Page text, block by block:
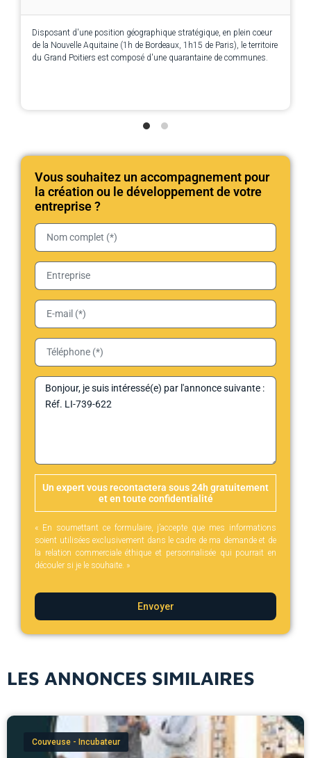
Disposant d'une position géographique stratégique, en plein coeur
de la Nouvelle Aquitaine (1h de Bordeaux, 1h15 de Paris), le territoire
du Grand Poitiers est composé d'une quarantaine de communes.
Vous souhaitez un accompagnement pour
la création ou le développement de votre
entreprise ?
Un expert vous recontactera sous 24h gratuitement
et en toute confidentialité
« En soumettant ce formulaire, j’accepte que mes informations
soient utilisées exclusivement dans le cadre de ma demande et de
la relation commerciale éthique et personnalisée qui pourrait en
découler si je le souhaite. »
Envoyer
LES ANNONCES SIMILAIRES
Couveuse - Incubateur